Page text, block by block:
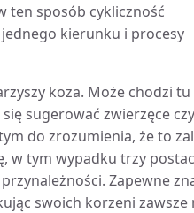
ten sposób cykliczność
kierunku i procesy
koza. Może chodzi tu
sugerować zwierzęce
do zrozumienia, że to
w tym wypadku trzy
Zapewne
swoich korzeni zawsze